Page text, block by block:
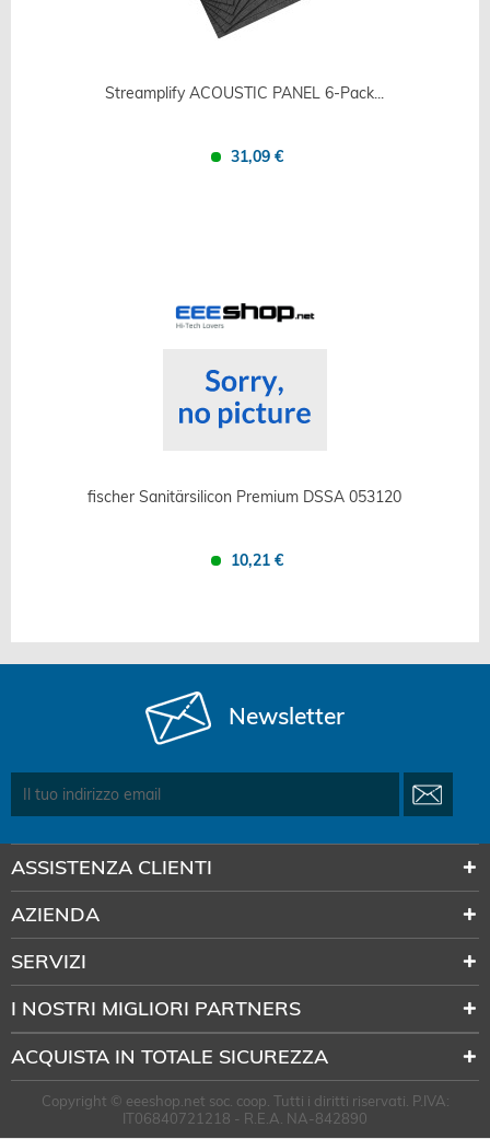
Streamplify ACOUSTIC PANEL 6-Pack...
31,09 €
fischer Sanitärsilicon Premium DSSA 053120
10,21 €
Newsletter
ASSISTENZA CLIENTI
AZIENDA
SERVIZI
I NOSTRI MIGLIORI PARTNERS
ACQUISTA IN TOTALE SICUREZZA
Copyright © eeeshop.net soc. coop. Tutti i diritti riservati. P.IVA:
IT06840721218 - R.E.A. NA-842890